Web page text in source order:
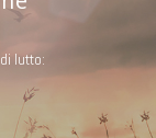
lutto: